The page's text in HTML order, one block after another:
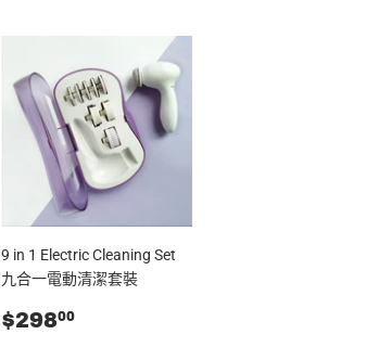
9 in 1 Electric Cleaning Set
九合一電動清潔套裝
零
$29800